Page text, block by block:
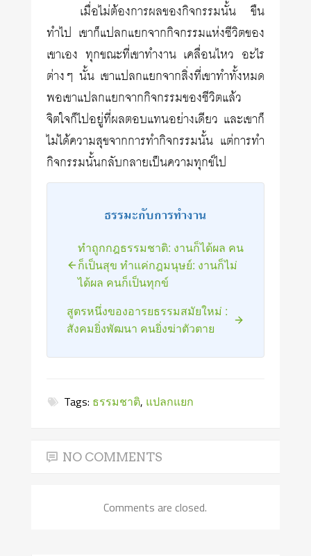
เมื่อไม่ต้องการผลของกิจกรรมนั้น ขืน
ทำไป เขาก็แปลกแยกจากกิจกรรมแห่งชีวิตของ
เขาเอง ทุกขณะที่เขาทำงาน เคลื่อนไหว อะไร
ต่างๆ นั้น เขาแปลกแยกจากสิ่งที่เขาทำทั้งหมด
พอเขาแปลกแยกจากกิจกรรมของชีวิตแล้ว
จิตใจก็ไปอยู่ที่ผลตอบแทนอย่างเดียว และเขาก็
ไม่ได้ความสุขจากการทำกิจกรรมนั้น แต่การทำ
กิจกรรมนั้นกลับกลายเป็นความทุกข์ไป
ธรรมะกับการทำงาน
ทำถูกกฎธรรมชาติ: งานก็ได้ผล คน
ก็เป็นสุข ทำแค่กฎมนุษย์: งานก็ไม่
ได้ผล คนก็เป็นทุกข์
สูตรหนึ่งของอารยธรรมสมัยใหม่ :
สังคมยิ่งพัฒนา คนยิ่งฆ่าตัวตาย
Tags: ธรรมชาติ, แปลกแยก
NO COMMENTS
Comments are closed.